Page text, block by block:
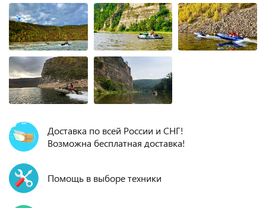
Доставка по всей России и СНГ!
Возможна бесплатная доставка!
Помощь в выборе техники